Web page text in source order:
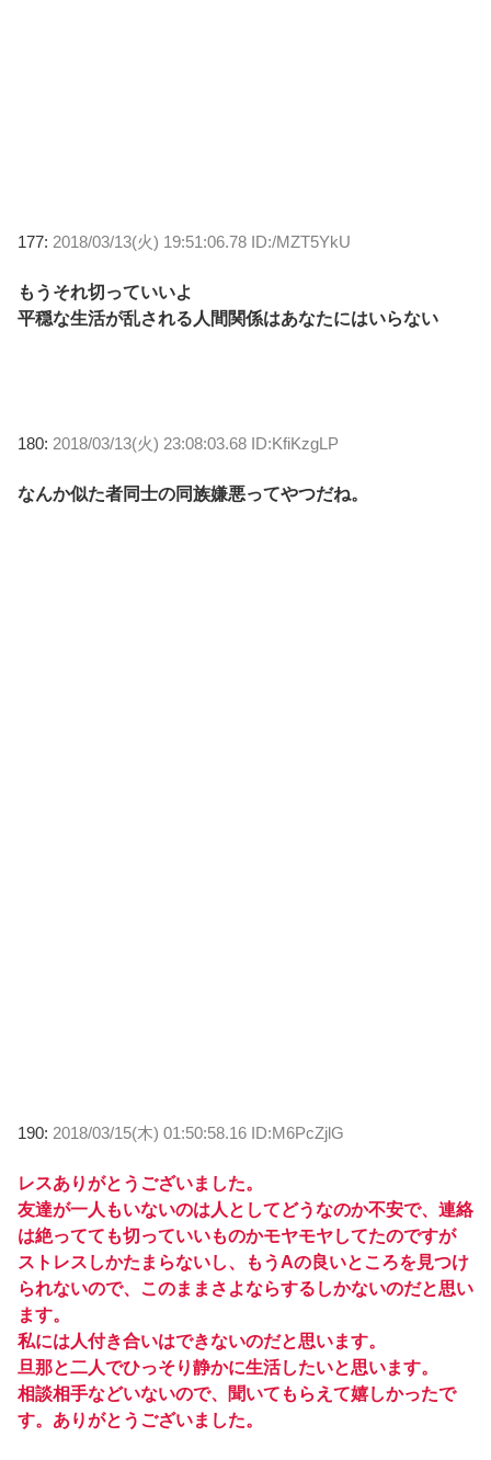
177: 2018/03/13(火) 19:51:06.78 ID:/MZT5YkU
もうそれ切っていいよ
平穏な生活が乱される人間関係はあなたにはいらない
180: 2018/03/13(火) 23:08:03.68 ID:KfiKzgLP
なんか似た者同士の同族嫌悪ってやつだね。
190: 2018/03/15(木) 01:50:58.16 ID:M6PcZjlG
レスありがとうございました。
友達が一人もいないのは人としてどうなのか不安で、連絡
は絶ってても切っていいものかモヤモヤしてたのですが
ストレスしかたまらないし、もうAの良いところを見つけ
られないので、このままさよならするしかないのだと思い
ます。
私には人付き合いはできないのだと思います。
旦那と二人でひっそり静かに生活したいと思います。
相談相手などいないので、聞いてもらえて嬉しかったで
す。ありがとうございました。